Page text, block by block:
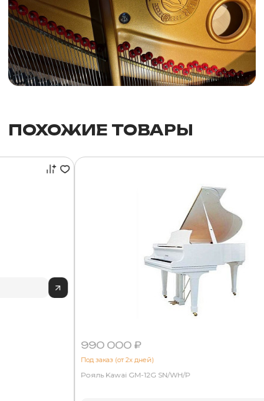
ПОХОЖИЕ ТОВАРЫ
990 000 ₽
Под заказ (от 2х дней)
Рояль Kawai GM-12G SN/WH/P